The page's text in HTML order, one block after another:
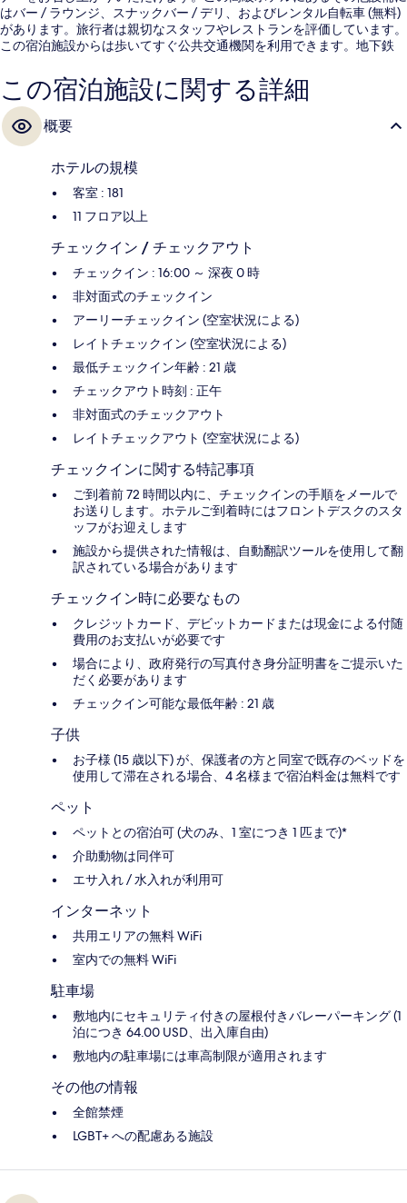
はバー / ラウンジ、スナックバー / デリ、およびレンタル自転車 (無料)
があります。旅行者は親切なスタッフやレストランを評価しています。
この宿泊施設からは歩いてすぐ公共交通機関を利用できます。地下鉄
までは 5 分です。
この宿泊施設に関する詳細
概要
ホテルの規模
客室 : 181
11 フロア以上
チェックイン / チェックアウト
チェックイン : 16:00 ～ 深夜 0 時
非対面式のチェックイン
アーリーチェックイン (空室状況による)
レイトチェックイン (空室状況による)
最低チェックイン年齢 : 21 歳
チェックアウト時刻 : 正午
非対面式のチェックアウト
レイトチェックアウト (空室状況による)
チェックインに関する特記事項
ご到着前 72 時間以内に、チェックインの手順をメールで
お送りします。ホテルご到着時にはフロントデスクのスタ
ッフがお迎えします
施設から提供された情報は、自動翻訳ツールを使用して翻
訳されている場合があります
チェックイン時に必要なもの
クレジットカード、デビットカードまたは現金による付随
費用のお支払いが必要です
場合により、政府発行の写真付き身分証明書をご提示いた
だく必要があります
チェックイン可能な最低年齢 : 21 歳
子供
お子様 (15 歳以下) が、保護者の方と同室で既存のベッドを
使用して滞在される場合、4 名様まで宿泊料金は無料です
ペット
ペットとの宿泊可 (犬のみ、1 室につき 1 匹まで)*
介助動物は同伴可
エサ入れ / 水入れが利用可
インターネット
共用エリアの無料 WiFi
室内での無料 WiFi
駐車場
敷地内にセキュリティ付きの屋根付きバレーパーキング (1
泊につき 64.00 USD、出入庫自由)
敷地内の駐車場には車高制限が適用されます
その他の情報
全館禁煙
LGBT+ への配慮ある施設